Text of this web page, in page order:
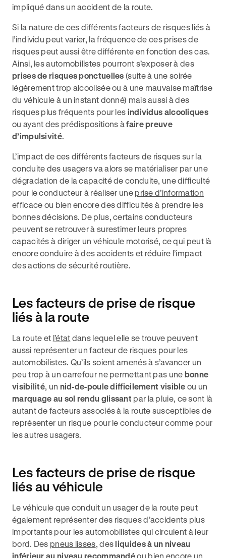
impliqué dans un accident de la route.
Si la nature de ces différents facteurs de risques liés à
l’individu peut varier, la fréquence de ces prises de
risques peut aussi être différente en fonction des cas.
Ainsi, les automobilistes pourront s’exposer à des
prises de risques ponctuelles (suite à une soirée
légèrement trop alcoolisée ou à une mauvaise maîtrise
du véhicule à un instant donné) mais aussi à des
risques plus fréquents pour les individus alcooliques
ou ayant des prédispositions àfaire preuve
d’impulsivité.
L’impact de ces différents facteurs de risques sur la
conduite des usagers va alors se matérialiser par une
dégradation de la capacité de conduite, une difficulté
pour le conducteur à réaliser une prise d’information
efficace ou bien encore des difficultés à prendre les
bonnes décisions. De plus, certains conducteurs
peuvent se retrouver à surestimer leurs propres
capacités à diriger un véhicule motorisé, ce qui peut là
encore conduire à des accidents et réduire l’impact
des actions de sécurité routière.
Les facteurs de prise de risque
liés à la route
La route et l’état dans lequel elle se trouve peuvent
aussi représenter un facteur de risques pour les
automobilistes. Qu’ils soient amenés à s’avancer un
peu trop à un carrefour ne permettant pas une bonne
visibilité, un nid-de-poule difficilement visible ou un
marquage au sol rendu glissant par la pluie, ce sont là
autant de facteurs associés à la route susceptibles de
représenter un risque pour le conducteur comme pour
les autres usagers.
Les facteurs de prise de risque
liés au véhicule
Le véhicule que conduit un usager de la route peut
également représenter des risques d’accidents plus
importants pour les automobilistes qui circulent à leur
bord. Des pneus lisses, desliquides à un niveau
inférieur au niveau recommandéou bien encore un